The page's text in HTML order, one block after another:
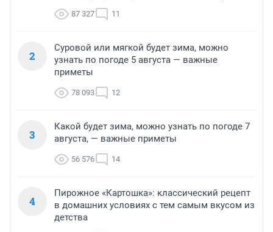
87 327 11
2
Суровой или мягкой будет зима, можно
узнать по погоде 5 августа — важные
приметы
78 093 12
3
Какой будет зима, можно узнать по погоде 7
августа, — важные приметы
56 576 14
4
Пирожное «Картошка»: классический рецепт
в домашних условиях с тем самым вкусом из
детства